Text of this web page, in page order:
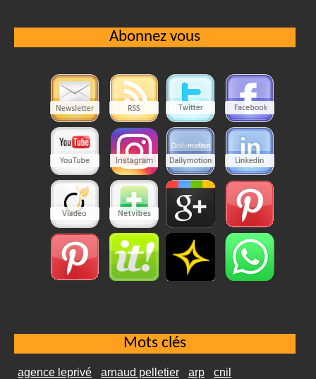
Abonnez vous
Mots clés
agence leprivé arnaud pelletier arp
cnil